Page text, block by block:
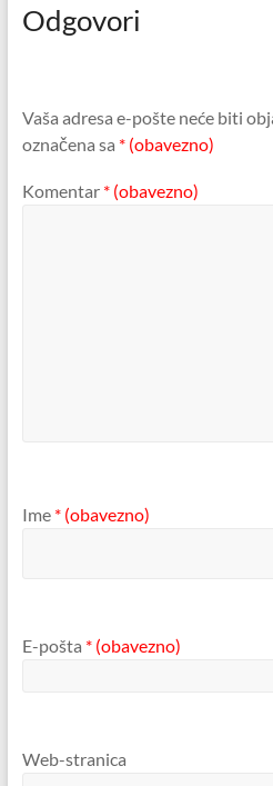
Odgovori
Vaša adresa e-pošte neće biti
označena sa * (obavezno)
Komentar * (obavezno)
Ime * (obavezno)
E-pošta * (obavezno)
Web-stranica